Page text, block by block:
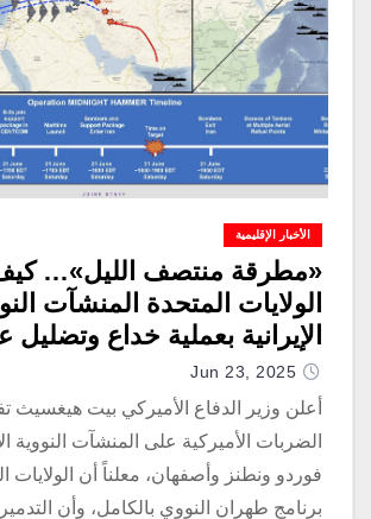
الأخبار الإقليمية
​«مطرقة منتصف الليل»…
الولايات المتحدة المنشآت
الإيرانية بعملية خداع
Jun 23, 2025
أعلن وزير الدفاع الأميركي بيت هيغسيث
الضربات الأميركية على المنشآت النووية
فوردو ونطنز وأصفهان، معلناً أن الولايات
برنامج طهران النووي بالكامل، وأن